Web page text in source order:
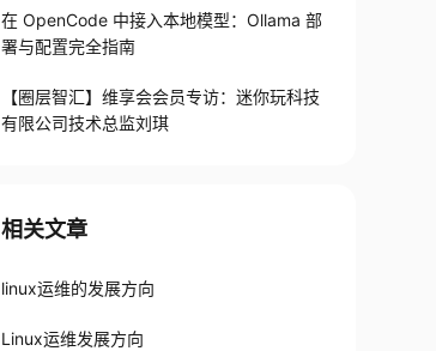
在 OpenCode 中接入本地模型：Ollama 部
署与配置完全指南
【圈层智汇】维享会会员专访：迷你玩科技
有限公司技术总监刘琪
相关文章
linux运维的发展方向
Linux运维发展方向